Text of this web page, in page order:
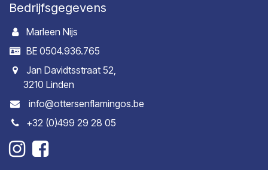
Bedrijfsgegevens
Marleen Nijs
BE 0504.936.765
Jan Davidtsstraat 52,
3210 Linden
info@ottersenflamingos.be
+32 (0)499 29 28 05